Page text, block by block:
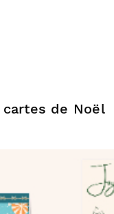
cartes de Noël